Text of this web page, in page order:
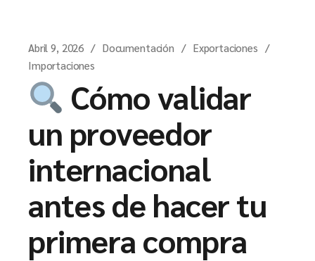
Abril 9, 2026 Documentación
Exportaciones
Importaciones
Cómo validar
un proveedor
internacional
antes de hacer tu
primera compra